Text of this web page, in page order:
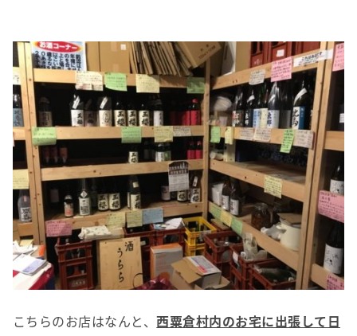
こちらのお店はなんと、西粟倉村内のお宅に出張して日